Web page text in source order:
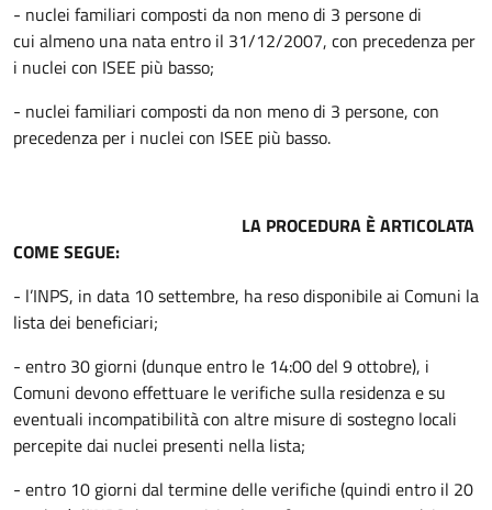
- nuclei familiari composti da non meno di 3 persone di
cui almeno una nata entro il 31/12/2007, con precedenza per
i nuclei con ISEE più basso;
- nuclei familiari composti da non meno di 3 persone, con
precedenza per i nuclei con ISEE più basso.
LA PROCEDURA È ARTICOLATA
COME SEGUE:
- l’INPS, in data 10 settembre, ha reso disponibile ai Comuni la
lista dei beneficiari;
- entro 30 giorni (dunque entro le 14:00 del 9 ottobre), i
Comuni devono effettuare le verifiche sulla residenza e su
eventuali incompatibilità con altre misure di sostegno locali
percepite dai nuclei presenti nella lista;
- entro 10 giorni dal termine delle verifiche (quindi entro il 20